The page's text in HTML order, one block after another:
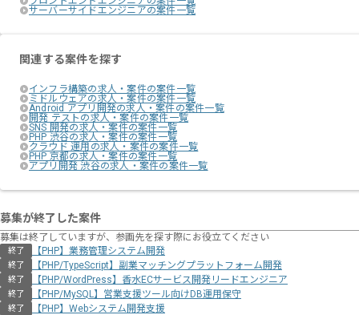
サーバーサイドエンジニアの案件一覧
関連する案件を探す
インフラ構築の求人・案件の案件一覧
ミドルウェアの求人・案件の案件一覧
Android アプリ開発の求人・案件の案件一覧
開発 テストの求人・案件の案件一覧
SNS 開発の求人・案件の案件一覧
PHP 渋谷の求人・案件の案件一覧
クラウド 運用の求人・案件の案件一覧
PHP 京都の求人・案件の案件一覧
アプリ開発 渋谷の求人・案件の案件一覧
募集が終了した案件
募集は終了していますが、参画先を探す際にお役立てください
終了 【PHP】業務管理システム開発
終了 【PHP/TypeScript】副業マッチングプラットフォーム開発
終了 【PHP/WordPress】香水ECサービス開発リードエンジニア
終了 【PHP/MySQL】営業支援ツール向けDB運用保守
終了 【PHP】Webシステム開発支援